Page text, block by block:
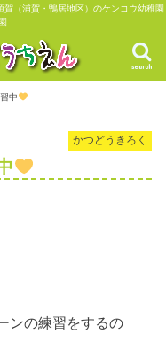
（浦賀・鴨居地区）のケンコウ幼稚園
search
中
かつどうきろく
ンの練習をするの